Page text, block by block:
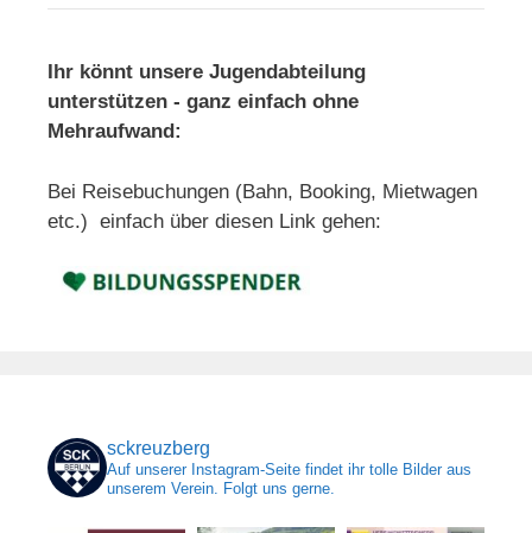
Ihr könnt unsere Jugendabteilung
unterstützen - ganz einfach ohne
Mehraufwand:
Bei Reisebuchungen (Bahn, Booking, Mietwagen
etc.) einfach über diesen Link gehen:
sckreuzberg
Auf unserer Instagram-Seite findet ihr tolle Bilder aus
unserem Verein. Folgt uns gerne.